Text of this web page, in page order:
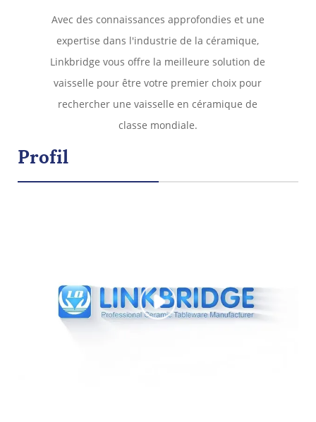
Avec des connaissances approfondies et une
expertise dans l'industrie de la céramique,
Linkbridge vous offre la meilleure solution de
vaisselle pour être votre premier choix pour
rechercher une vaisselle en céramique de
classe mondiale.
Profil